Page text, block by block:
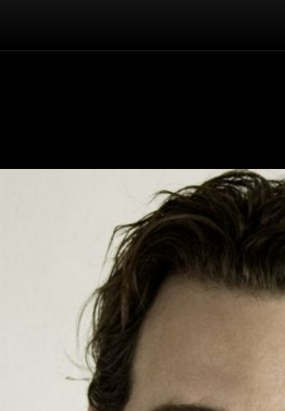
Înapoi